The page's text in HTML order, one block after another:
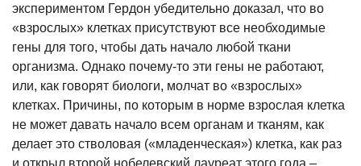
экспериментом Гердон убедительно доказал, что во
«взрослых» клетках присутствуют все необходимые
гены для того, чтобы дать начало любой ткани
организма. Однако почему-то эти гены не работают,
или, как говорят биологи, молчат во «взрослых»
клетках. Причины, по которым в норме взрослая клетка
не может давать начало всем органам и тканям, как
делает это стволовая («младенческая») клетка, как раз
и открыл второй нобелевский лауреат этого года –